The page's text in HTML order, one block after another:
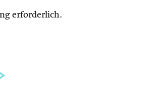
erforderlich.